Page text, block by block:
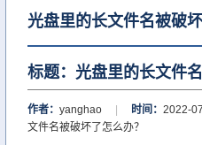
光盘里的长文件名被破
标题：光盘里的长文件
作者： yanghao 时间： 2022-
文件名被破坏了怎么办？